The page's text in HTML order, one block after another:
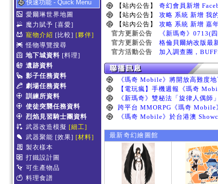
快速功能 - Quick Menu
愛爾琳世界地圖
魔力賦予 [喜愛]
寵物介紹 [比較] [夥伴]
怪物導覽搜尋
地下城資料 [料理]
遺跡資料
影子任務資料
劇場任務資料
訓練所資料
使徒突襲任務資料
烈焰見習騎士團資料
武器改造模擬 [細工]
武器聚能 [效果] [材料]
製衣樣本
打鐵設計圖
可生產物品
料理食譜
【站內公告】
奇幻會員新增
【站內公告】
攻略 系統 新增 我
【站內公告】
攻略 系統 新增 嘉
官方更新公告
《新瑪奇》0713(
官方更新公告
格倫貝爾納改版最
官方活動公告
加入調查團，
最新奇幻繪圖館